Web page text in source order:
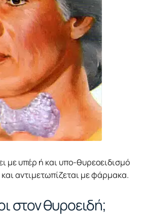
με υπέρ ή και υπο-θυρεοειδισμό
και αντιμετωπίζεται με φάρμακα.
στον θυροειδή;